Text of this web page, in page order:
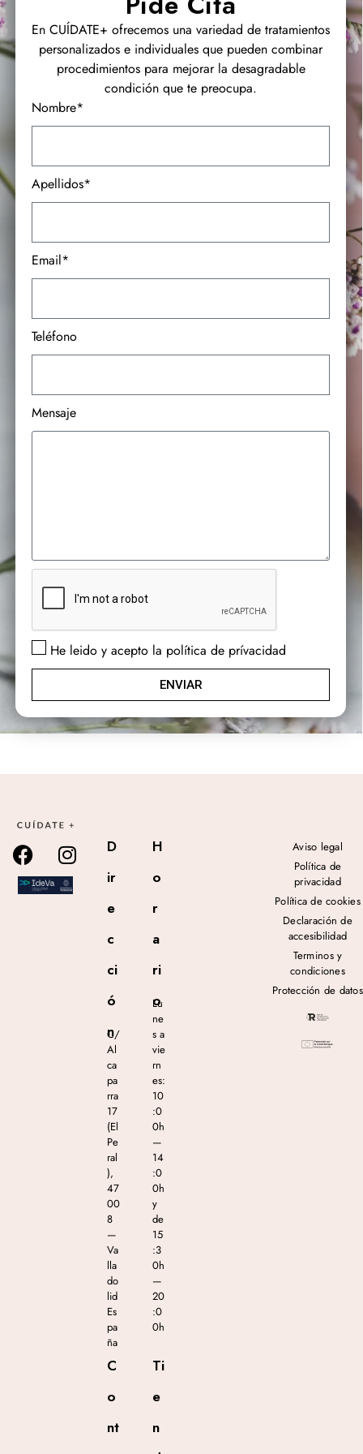
En CUÍDATE+ ofrecemos una variedad de tratamientos
personalizados e individuales que pueden combinar
procedimientos para mejorar la desagradable
condición que te preocupa.
Nombre*
Apellidos*
Email*
Teléfono
Mensaje
He leido y acepto la política de prívacidad
ENVIAR
D
ir
e
c
ci
ó
n
C/
Al
ca
pa
rra
17
(El
Pe
ral
),
47
00
8
—
Va
lla
do
lid
Es
pa
ña
C
o
nt
H
o
r
a
ri
o
Lu
ne
s a
vie
rn
es:
10
:0
0h
—
14
:0
0h
y
de
15
:3
0h
—
20
:0
0h
Ti
e
n
Aviso legal
Política de
privacidad
Política de cookies
Declaración de
accesibilidad
Terminos y
condiciones
Protección de datos